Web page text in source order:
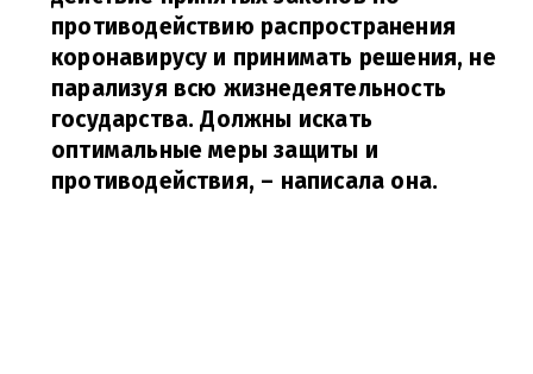
противодействию распространения
коронавирусу и принимать решения, не
парализуя всю жизнедеятельность
государства. Должны искать
оптимальные меры защиты и
противодействия, – написала она.